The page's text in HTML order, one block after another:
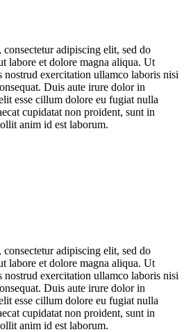
adipiscing elit, sed do
labore et dolore magna aliqua. Ut
exercitation ullamco laboris nisi
Duis aute irure dolor in
esse cillum dolore eu fugiat nulla
cupidatat non proident, sunt in
anim id est laborum.
adipiscing elit, sed do
labore et dolore magna aliqua. Ut
exercitation ullamco laboris nisi
Duis aute irure dolor in
esse cillum dolore eu fugiat nulla
cupidatat non proident, sunt in
anim id est laborum.